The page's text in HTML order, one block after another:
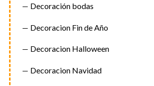
Decoración bodas
Decoracion Fin de Año
Decoracion Halloween
Decoracion Navidad